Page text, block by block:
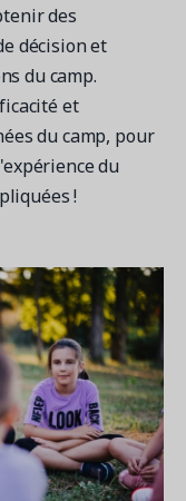
des
décision et
du camp.
et
du camp, pour
du
!